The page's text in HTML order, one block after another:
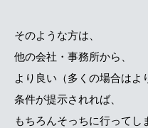
そのような方は、
他の会社・事務所から、
より良い（多くの場合はよ
条件が提示されれば、
もちろんそっちに行ってし